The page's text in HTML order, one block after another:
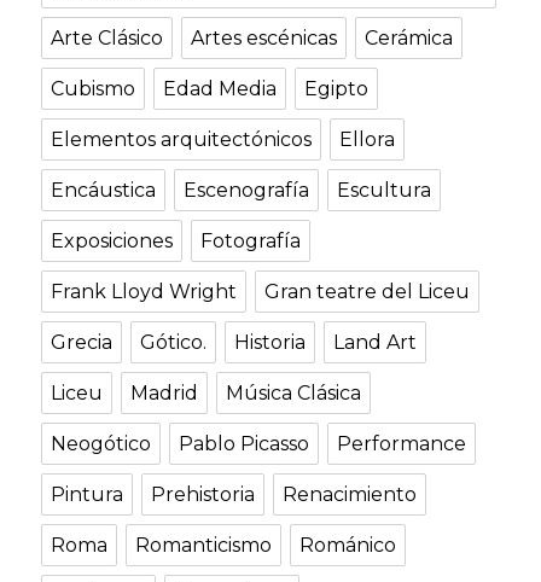
Arte Clásico Artes escénicas Cerámica
Cubismo Edad Media Egipto
Elementos arquitectónicos Ellora
Encáustica Escenografía Escultura
Exposiciones Fotografía
Frank Lloyd Wright Gran teatre del Liceu
Grecia Gótico. Historia Land Art
Liceu Madrid Música Clásica
Neogótico Pablo Picasso Performance
Pintura Prehistoria Renacimiento
Roma Romanticismo Románico